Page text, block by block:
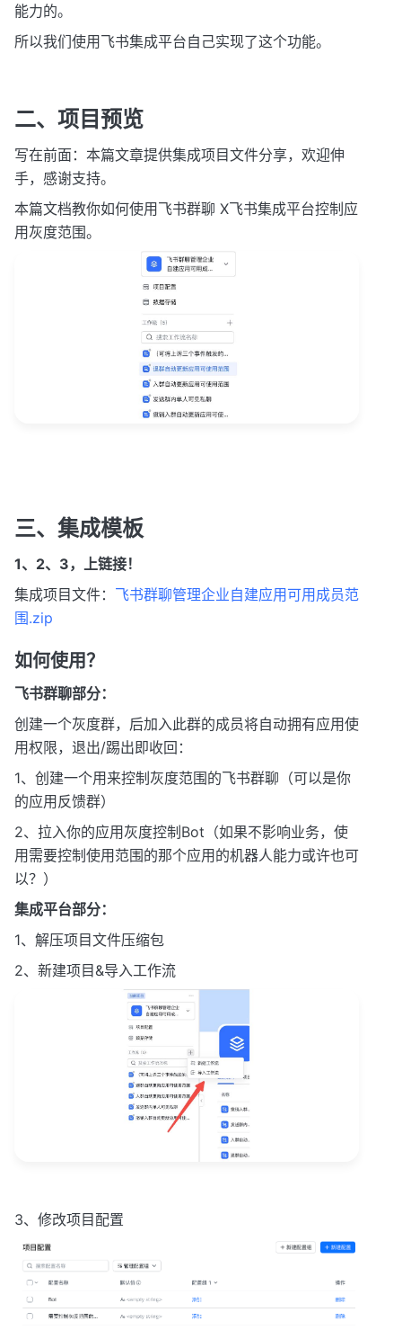
能力的。
所以我们使用飞书集成平台自己实现了这个功能。
二、项目预览
写在前面：本篇文章提供集成项目文件分享，欢迎伸
手，感谢支持。
本篇文档教你如何使用飞书群聊 X飞书集成平台控制应
用灰度范围。
三、集成模板
1、2、3，上链接！
集成项目文件： 飞书群聊管理企业自建应用可用成员范
围.zip
如何使用？
飞书群聊部分：
创建一个灰度群，后加入此群的成员将自动拥有应用使
用权限，退出/踢出即收回：
1、创建一个用来控制灰度范围的飞书群聊（可以是你
的应用反馈群）
2、拉入你的应用灰度控制Bot（如果不影响业务，使
用需要控制使用范围的那个应用的机器人能力或许也可
以？）
集成平台部分：
1、解压项目文件压缩包
2、新建项目&导入工作流
3、修改项目配置